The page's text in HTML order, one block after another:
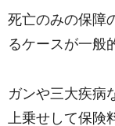
死亡のみの保障
るケースが一般
ガンや三大疾病
上乗せして保険